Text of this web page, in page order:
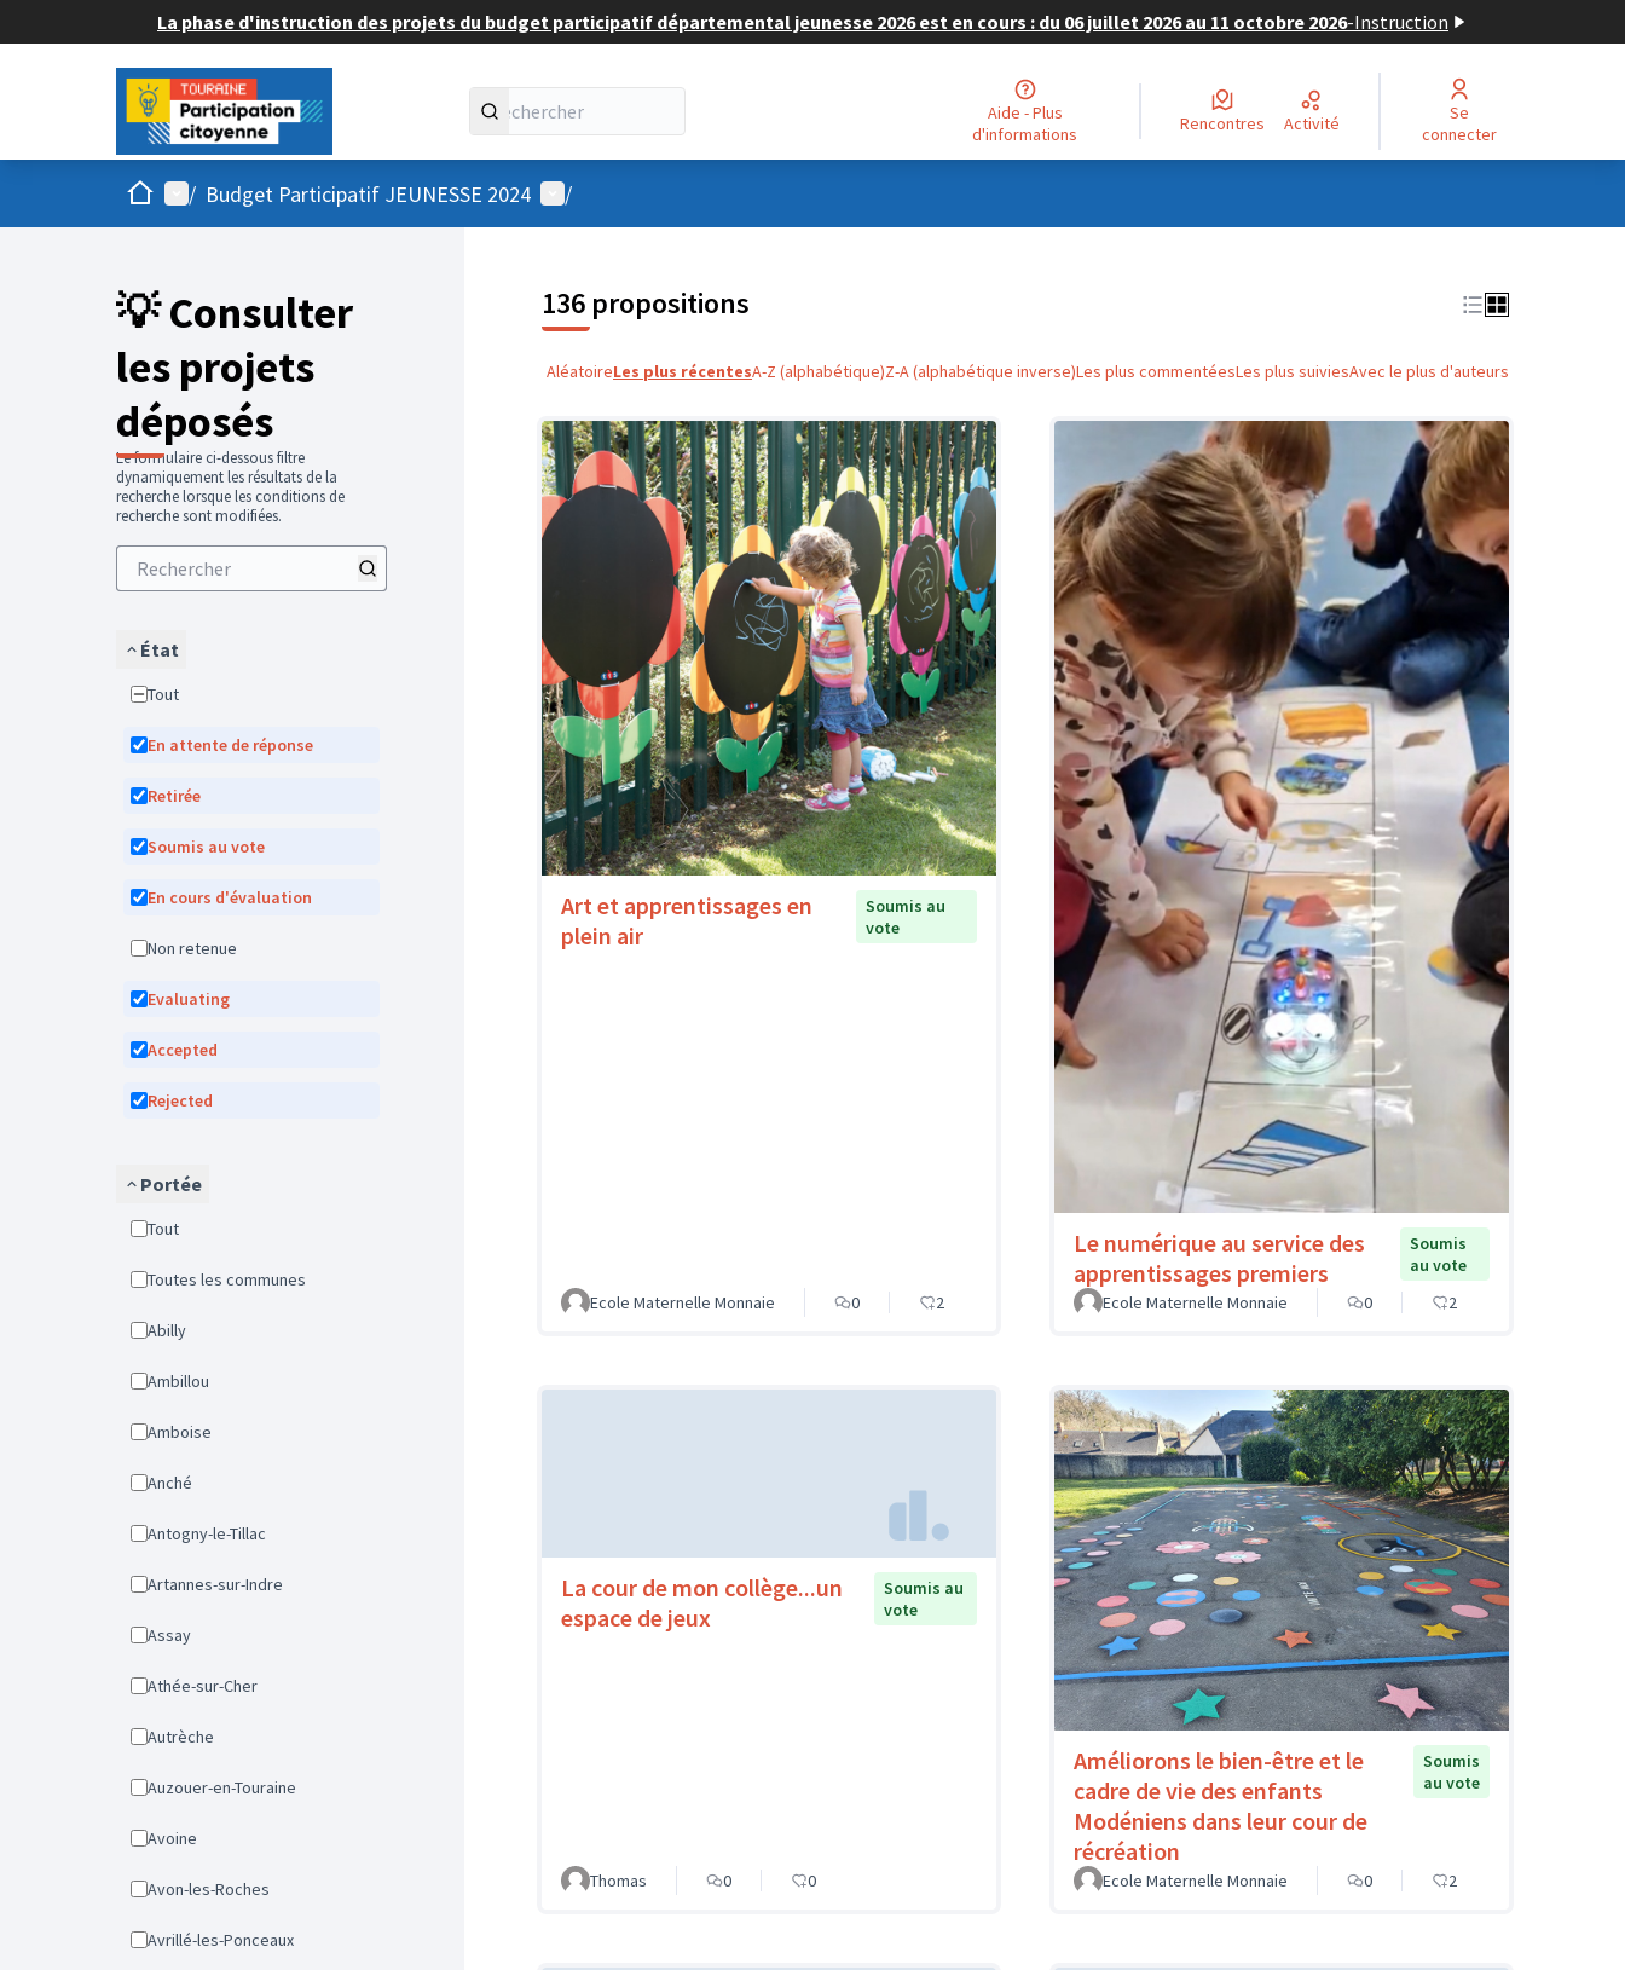
La phase d'instruction des projets du budget participatif départemental jeunesse 2026 est en cours : du 06 juillet 2026 au 11 octobre 2026-Instruction
Aide - Plus
d'informations
Rencontres Activité
Se
connecter
AccueilMenu principal
/ Budget Participatif JEUNESSE 2024 Menu utilisateur
/
💡 Consulter
les projets
déposés
Le formulaire ci-dessous filtre
dynamiquement les résultats de la
recherche lorsque les conditions de
recherche sont modifiées.
État
Tout
En attente de réponse
Retirée
Soumis au vote
En cours d'évaluation
Non retenue
Evaluating
Accepted
Rejected
Portée
Tout
Toutes les communes
Abilly
Ambillou
Amboise
Anché
Antogny-le-Tillac
Artannes-sur-Indre
Assay
Athée-sur-Cher
Autrèche
Auzouer-en-Touraine
Avoine
Avon-les-Roches
Avrillé-les-Ponceaux
136 propositions
AléatoireLes plus récentesA-Z (alphabétique)Z-A (alphabétique inverse)Les plus commentéesLes plus suiviesAvec le plus d'auteurs
Art et apprentissages en
plein air
Soumis au
vote
Ecole Maternelle Monnaie 0 2
Le numérique au service des
apprentissages premiers
Soumis
au vote
Ecole Maternelle Monnaie
0 2
La cour de mon collège...un
espace de jeux
Soumis au
vote
Thomas 0 0
Améliorons le bien-être et le
cadre de vie des enfants
Modéniens dans leur cour de
récréation
Soumis
au vote
Ecole Maternelle Monnaie 0 2